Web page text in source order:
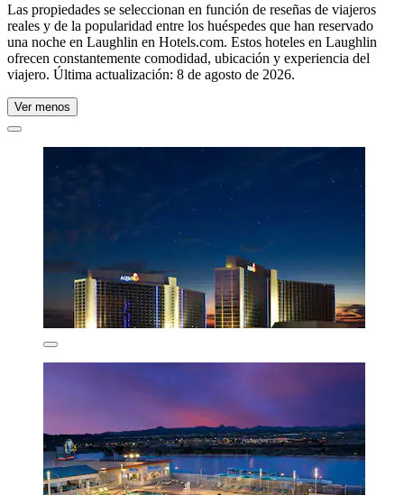
Las propiedades se seleccionan en función de reseñas de viajeros
reales y de la popularidad entre los huéspedes que han reservado
una noche en Laughlin en Hotels.com. Estos hoteles en Laughlin
ofrecen constantemente comodidad, ubicación y experiencia del
viajero. Última actualización: 8 de agosto de 2026.
Ver menos